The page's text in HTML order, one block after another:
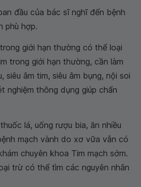
đầu của bác sĩ nghĩ đến bệnh
phù hợp.
giới hạn thường có thể loại
trong giới hạn thường, cần làm
siêu âm tim, siêu âm bụng, nội soi
nghiệm thông dụng giúp chẩn
lá, uống rượu bia, ăn nhiều
mạch vành do xơ vữa vẫn có
chuyên khoa Tim mạch sớm.
trừ có thể tìm các nguyên nhân